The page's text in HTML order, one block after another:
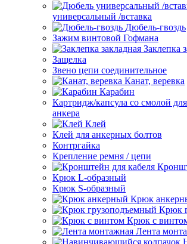
универсальный /вставка
Дюбель-гвоздь
Зажим винтовой Гофмана
Заклепка
Защелка
Звено цепи соединительное
Канат, веревка
Карабин
Картридж/капсула со смолой
анкера
Клей
Клей для анкерных болтов
Контргайка
Крепление ремня / цепи
Крюк L-образный
Крюк S-образный
Крюк
Крюк
Крюк с
Лента